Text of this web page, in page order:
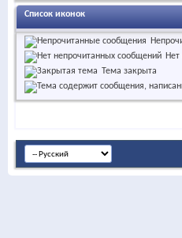
Список иконок
Тема закрыта